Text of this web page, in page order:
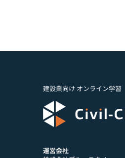
建設業向け オンライン学習
運営会社